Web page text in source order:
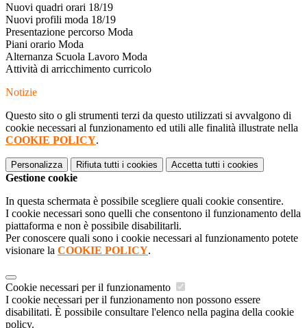
Nuovi quadri orari 18/19
Nuovi profili moda 18/19
Presentazione percorso Moda
Piani orario Moda
Alternanza Scuola Lavoro Moda
Attività di arricchimento curricolo
Notizie
Questo sito o gli strumenti terzi da questo utilizzati si avvalgono di
cookie necessari al funzionamento ed utili alle finalità illustrate nella
COOKIE POLICY.
Personalizza Rifiuta tutti i cookies Accetta tutti i cookies
Gestione cookie
In questa schermata è possibile scegliere quali cookie consentire.
I cookie necessari sono quelli che consentono il funzionamento della
piattaforma e non è possibile disabilitarli.
Per conoscere quali sono i cookie necessari al funzionamento potete
visionare la COOKIE POLICY.
Cookie necessari per il funzionamento
I cookie necessari per il funzionamento non possono essere
disabilitati. È possibile consultare l'elenco nella pagina della cookie
policy.